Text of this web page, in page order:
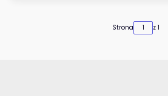
Strona z 1